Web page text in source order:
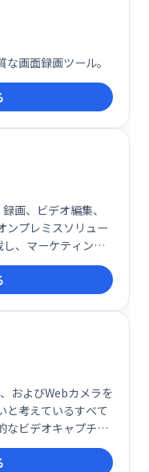
画面録画ツール。
画、ビデオ編集、
ンプレミスソリュー
し、マーケティン
など、様々なチーム
効率化します。録
も可能です。 チーム
、スムーズな連携を
およびWebカメラを
と考えているすべて
なビデオキャプチャ